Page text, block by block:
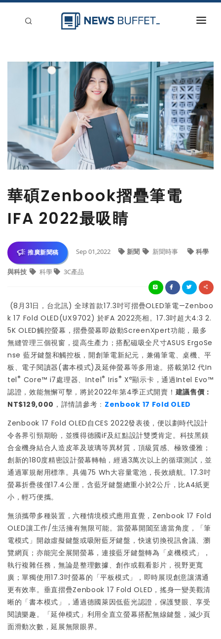
新聞稿分類
華碩Zenbook摺疊筆電
IFA 2022最吸睛
推廣新聞稿 Sep 01,2022 新聞 新聞時事 科學
與科技 科學 3C產品
(8月31日，台北訊) 全球首款17.3吋可摺疊OLED筆電—Zenboo
k 17 Fold OLED(UX9702) 於IFA 2022亮相。17.3吋超大4:3 2.
5K OLED觸控螢幕，摺疊螢幕即啟動ScreenXpert功能，最多
無縫管理三個視窗，提高生產力；搭配磁吸全尺寸ASUS ErgoSe
nse 藍牙鍵盤和觸控板，開創筆電新紀元，兼備筆電、桌機、平
板、電子閱讀器(書本模式)及延伸螢幕等多用途。搭載第12 代In
tel ® Core™ i7處理器、Intel® Iris ® Xe顯示卡，通過Intel Evo™
認證，效能無懈可擊，將於2022年第4季正式開賣！建議售價：
NT$129,000 ，詳情請參考 ： Zenbook 17 Fold OLED
Zenbook 17 Fold OLED自CES 2022發表後，便以劃時代設計
令各界引頸期盼，並獲得德國iF及紅點設計雙獎肯定。科技黑鎂
合金機身結合人造皮革及玻璃等異材質，頂級質感、極致優雅；
創新的180度精密設計螢幕轉軸，經過3萬次以上的循環測試，並
通過軍規耐用標準。具備75 Wh大容量電池，長效續航。17.3吋
螢幕折疊後僅17.4公厘，含藍牙鍵盤總重小於2公斤，比A4紙更
小，輕巧便攜。
無須攜帶多種裝置，六種情境模式應用直覺，Zenbook 17 Fold
OLED讓工作/生活擁有無限可能。當螢幕開闔至適當角度，「筆
電模式」開啟虛擬鍵盤或吸附藍牙鍵盤，快速切換視訊會議、瀏
覽網頁；亦能完全展開螢幕，連接藍牙鍵盤轉為「桌機模式」，
執行複雜任務，無論是整理數據、創作或觀看影片，視野更寬
廣；單獨使用17.3吋螢幕的「平板模式」，即時展現創意讓溝通
更有效率。垂直摺疊Zenbook 17 Fold OLED，搖身一變美觀清
晰的「書本模式」，通過德國萊因低藍光認證，保護雙眼、享受
閱讀樂趣。「延伸模式」利用全直立螢幕搭配無線鍵盤，減少頁
面滑動次數，延展無限眼界。